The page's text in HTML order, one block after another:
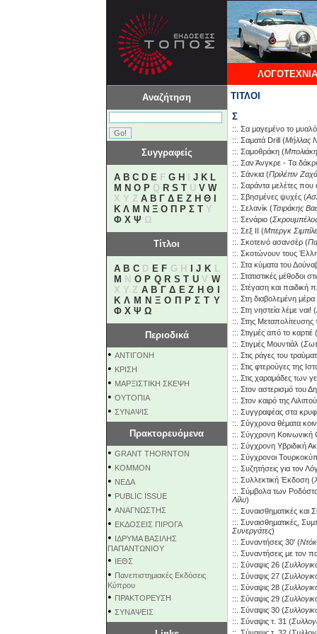
Αναζήτηση
Συγγραφείς
A B C D EF G H J K L
M N O PQ R S TU V W
X Y Z Α Β Γ Δ Ε Ζ Η Θ
Κ Λ Μ Ν Ξ Ο Π Ρ Σ ΤΥ
Φ Χ Ψ Ω
Τίτλοι
A B CD E F G H J KL
M N O P Q R S T UV W
X Y Z Α Β Γ Δ Ε Ζ Η Θ
Κ Λ Μ Ν Ξ Ο Π Ρ Σ Τ Υ
Φ Χ Ψ Ω
Περιοδικά
• ΑΝΤΙΓΟΝΗ
• ΚΡΙΣΗ
• ΜΑΡΞΙΣΤΙΚΗ ΣΚΕΨΗ
• ΟΥΤΟΠΙΑ
• ΣΥΝΑΨΙΣ
Πρακτορευόμενα
• GRANT THORNTON
• KOMMON
• NEΔΑ
• PUBLIC ISSUE
• ΑΝΑΓΝΩΣΤΗΣ
• ΕΚΔΟΣΕΙΣ ΠΙΡΟΓΑ
• ΙΔΡΥΜΑ ΒΑΣΙΛΗΣ
ΠΑΠΑΝΤΩΝΙΟΥ
• ΙΕΘΣ
• Πανεπιστημιακές Εκδόσεις
Κύπρου
• ΠΡΑΚΤΟΡΕΥΣΗ
• ΣΥΝΑΨΕΙΣ
ΤΙΤΛΟΙ
Σ
::. Σα μαγεμένο το
::. Σαματά Drill(Μήλλας
::. Σαμοθράκη(
::. Σαν Άνγκρε - Τα
::. Σάνκια(Πριλέπιν
::. Σαράντα μελέτες που
::. Σβησμένες ψυχές(
::. Σελανίκ (Τσιράκης
::. Σενάριο(
::. Σεξ ΙΙ (Μπεργκ Σιμπίλε
::. Σκοτεινό ασανσέρ(
::. Σκοτώνουν τους
::. Στα κύματα του
::. Στατιστικές μέθοδοι
::. Στέγαση και παιδική
::. Στη διαβολεμένη μέρα
::. Στη νηστεία λέμε ναι! (
::. Στης Μεταπολίτευσης
::. Στιγμές από το καρτιέ(
::. Στιγμές Μουντιάλ (
::. Στις ράγες του
::. Στις φτερούγες της
::. Στις χαραμάδες των
::. Στον αστερισμό του
::. Στον καιρό της
::. Συγγραφέας στα
::. Σύγχρονα θέματα
::. Σύγχρονη Κοινωνική
::. Σύγχρονη Υβριδική
::. Σύγχρονοι
::. Συζητήσεις για τον
::. Συλλεκτική Έκδοση(
::. Σύμβολα των
Λίλυ)
::. Συναισθηματικές και
::. Συναισθηµατικές,
Συνεργάτες)
::. Συναντήσεις 30'(
::. Συναντήσεις με τον
::. Σύναψις 26(
::. Σύναψις 27(
::. Σύναψις 28(
::. Σύναψις 29(
::. Σύναψις 30(
::. Σύναψις τ. 31 (